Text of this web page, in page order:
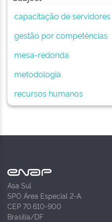
capacitação de servidores
gestão por competências
mesa-redonda
metodologia
recursos humanos
Asa Sul
SPO Área Especial 2-A
CEP 70.610-900
Brasília/DF